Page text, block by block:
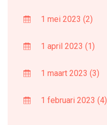
1 mei 2023 (2)
1 april 2023 (1)
1 maart 2023 (3)
1 februari 2023 (4)